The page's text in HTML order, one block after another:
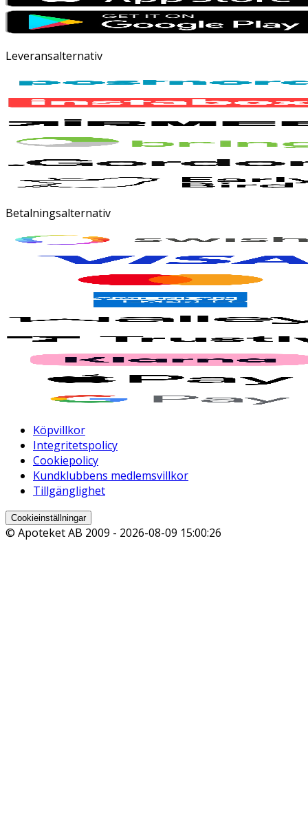
Leveransalternativ
Betalningsalternativ
Köpvillkor
Integritetspolicy
Cookiepolicy
Kundklubbens medlemsvillkor
Tillgänglighet
Cookieinställningar
© Apoteket AB 2009 - 2026-08-09 15:00:26